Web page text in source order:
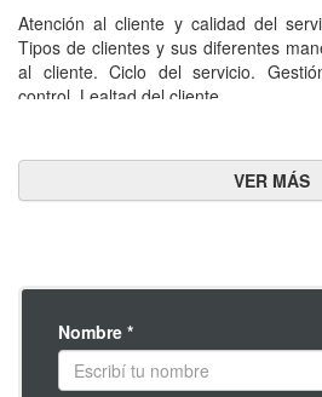
Atención al cliente y calidad del
Tipos de clientes y sus diferentes
al cliente. Ciclo del servicio.
control. Lealtad del cliente.
El proceso de atención al cliente.
Estrategia de fidelización.
comunicación. Tipos de
organizaciones. Las habilidades
Cómo administrar la comunicación
Nombre *